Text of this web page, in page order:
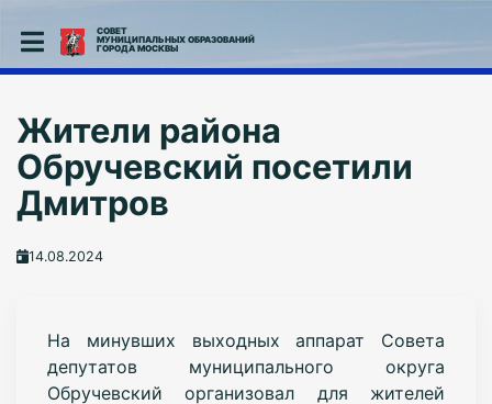
СОВЕТ
МУНИЦИПАЛЬНЫХ ОБРАЗОВАНИЙ
ГОРОДА МОСКВЫ
Жители района
Обручевский посетили
Дмитров
14.08.2024
На минувших выходных аппарат Совета
депутатов муниципального округа
Обручевский организовал для жителей